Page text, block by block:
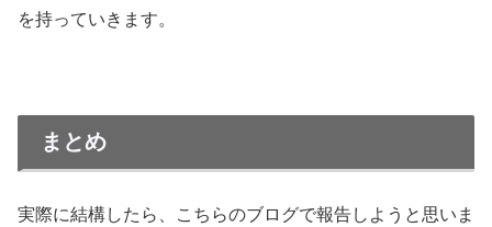
を持っていきます。
まとめ
実際に結構したら、こちらのブログで報告しようと思いま